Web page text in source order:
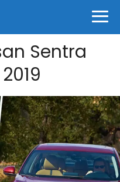
Sentra